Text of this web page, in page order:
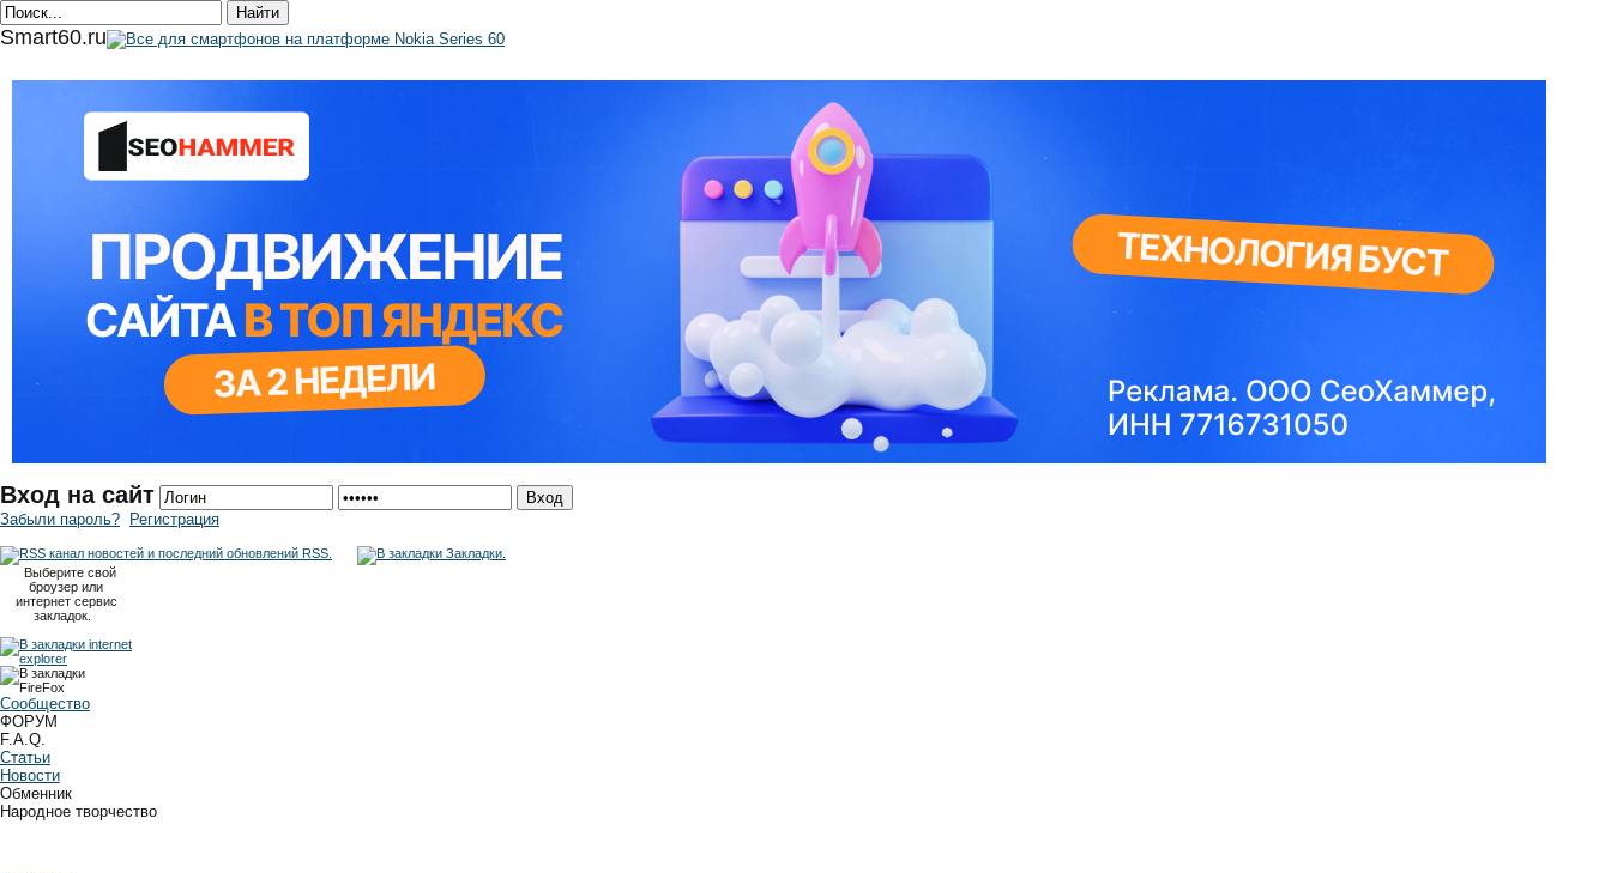
Smart60.ru
Вход на сайт
Забыли пароль? Регистрация
RSS.
Закладки.
Выберите свой
броузер или
интернет сервис
закладок.
Сообщество
ФОРУМ
F.A.Q.
Статьи
Новости
Обменник
Народное творчество